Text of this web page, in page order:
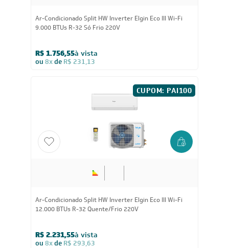
Ar-Condicionado Split HW Inverter Elgin Eco III Wi-Fi
9.000 BTUs R-32 Só Frio 220V
R$ 1.756,55à vista
ou 8xde R$ 231,13
CUPOM: PAI100
Ar-Condicionado Split HW Inverter Elgin Eco III Wi-Fi
12.000 BTUs R-32 Quente/Frio 220V
R$ 2.231,55à vista
ou 8xde R$ 293,63